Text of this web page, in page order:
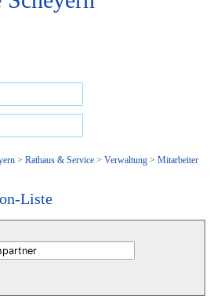
zur Startseite springen.
> Rathaus & Service> Verwaltung> Mitarbeiter
Liste